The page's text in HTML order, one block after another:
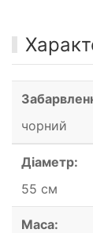
чорний
Діаметр:
55 см
Маса: